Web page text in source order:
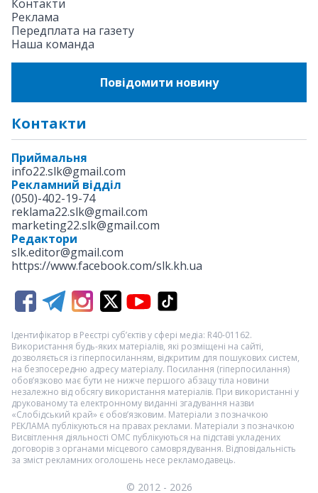
Контакти
Реклама
Передплата на газету
Наша команда
Повідомити новину
Контакти
Приймальня
info22.slk@gmail.com
Рекламний відділ
(050)-402-19-74
reklama22.slk@gmail.com
marketing22.slk@gmail.com
Редактори
slk.editor@gmail.com
https://www.facebook.com/slk.kh.ua
Ідентифікатор в Реєстрі суб’єктів у сфері медіа: R40-01162.
Використання будь-яких матеріалів, які розміщені на сайті,
дозволяється із гіперпосиланням, відкритим для пошукових систем,
на безпосередню адресу матеріалу. Посилання (гіперпосилання)
обов’язково має бути не нижче першого абзацу тіла новини
незалежно від обсягу використання матеріалів. При використанні у
друкованому та електронному виданні згадування назви
«Слобідський край» є обов’язковим. Матеріали з позначкою
РЕКЛАМА публікуються на правах реклами. Матеріали з позначкою
Висвітлення діяльності ОМС публікуються на підставі укладених
договорів з органами місцевого самоврядування. Відповідальність
за зміст рекламних оголошень несе рекламодавець.
© 2012 - 2026